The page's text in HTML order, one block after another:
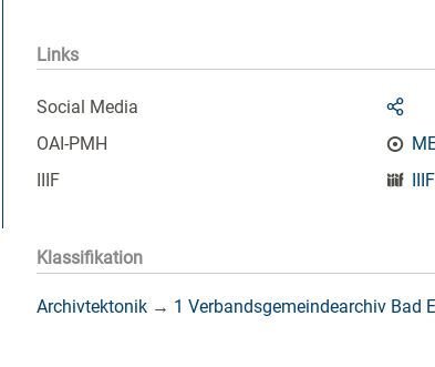
Links
Social Media
OAI-PMH
IIIF
Klassifikation
Archivtektonik → 1 Verbandsgemeindearchiv Bad